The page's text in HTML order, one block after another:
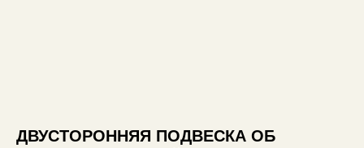
ДВУСТОРОННЯЯ ПОДВЕСКА ОБ